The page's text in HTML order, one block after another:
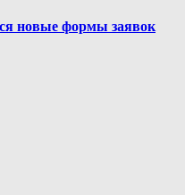
новые формы заявок